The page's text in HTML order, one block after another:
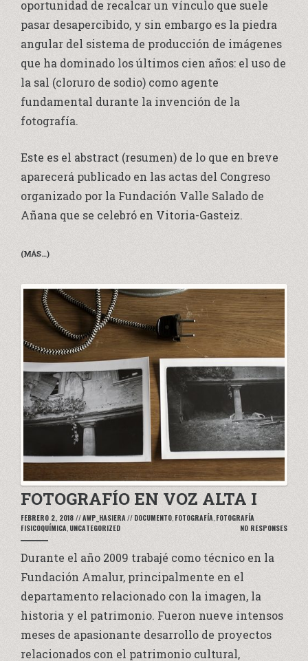
oportunidad de recalcar un vínculo que suele
pasar desapercibido, y sin embargo es la piedra
angular del sistema de producción de imágenes
que ha dominado los últimos cien años: el uso de
la sal (cloruro de sodio) como agente
fundamental durante la invención de la
fotografía.
Este es el abstract (resumen) de lo que en breve
aparecerá publicado en las actas del Congreso
organizado por la Fundación Valle Salado de
Añana que se celebró en Vitoria-Gasteiz.
(MÁS…)
FOTOGRAFÍO EN VOZ ALTA I
FEBRERO 2, 2018 //AWP_HASIERA// DOCUMENTO, FOTOGRAFÍA, FOTOGRAFÍA
FISICOQUÍMICA, UNCATEGORIZED NO RESPONSES
Durante el año 2009 trabajé como técnico en la
Fundación Amalur, principalmente en el
departamento relacionado con la imagen, la
historia y el patrimonio. Fueron nueve intensos
meses de apasionante desarrollo de proyectos
relacionados con el patrimonio cultural,